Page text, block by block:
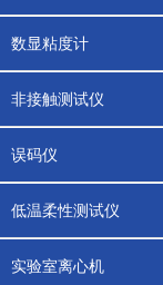
数显粘度计
非接触测试仪
误码仪
低温柔性测试仪
实验室离心机